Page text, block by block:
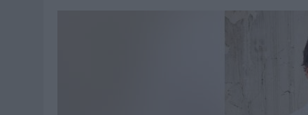
FABRA COMUNICACIÓN INCORPORA A CASONÁ Y
LOPESAN HOTELS & RESORTS ACERCA EL PARAÍSO
LUIS ARQUILLOS (BURGO DE ARIAS): “LA